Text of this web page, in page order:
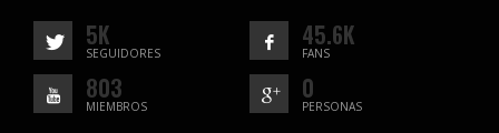
5K
SEGUIDORES
45.6K
FANS
803
MIEMBROS
0
PERSONAS